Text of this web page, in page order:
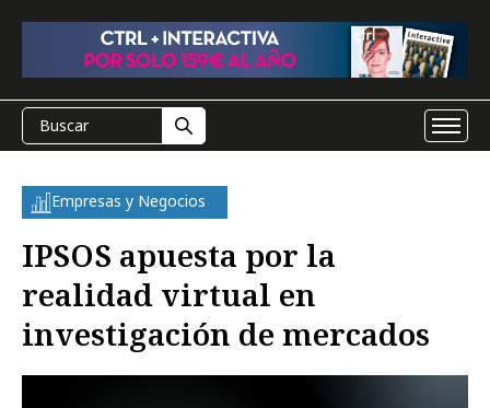
Empresas y Negocios
IPSOS apuesta por la
realidad virtual en
investigación de mercados